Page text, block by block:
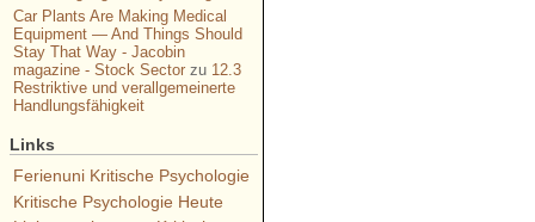
Car Plants Are Making Medical
Equipment — And Things Should
Stay That Way - Jacobin
magazine - Stock Sectorzu 12.3
Restriktive und verallgemeinerte
Handlungsfähigkeit
Links
Ferienuni Kritische Psychologie
Kritische Psychologie Heute